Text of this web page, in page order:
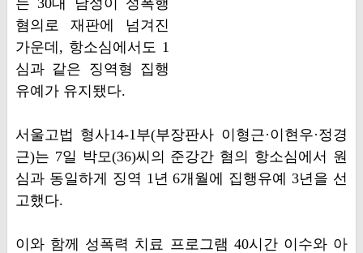
는 30대 남성이 성폭행
혐의로 재판에 넘겨진
가운데, 항소심에서도 1
심과 같은 징역형 집행
유예가 유지됐다.
서울고법 형사14-1부(부장판사 이형근·이현우·정경
근)는 7일 박모(36)씨의 준강간 혐의 항소심에서 원
심과 동일하게 징역 1년 6개월에 집행유예 3년을 선
고했다.
이와 함께 성폭력 치료 프로그램 40시간 이수와 아